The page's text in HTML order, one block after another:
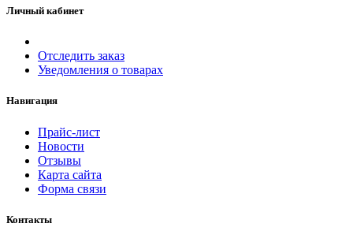
Личный кабинет
Отследить заказ
Уведомления о товарах
Навигация
Прайс-лист
Новости
Отзывы
Карта сайта
Форма связи
Контакты